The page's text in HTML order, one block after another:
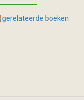
gerelateerde boeken